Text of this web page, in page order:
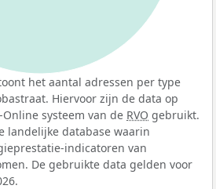
het aantal adressen per type
Hiervoor zijn de data op
systeem van de RVO gebruikt.
landelijke database waarin
indicatoren van
De gebruikte data gelden voor